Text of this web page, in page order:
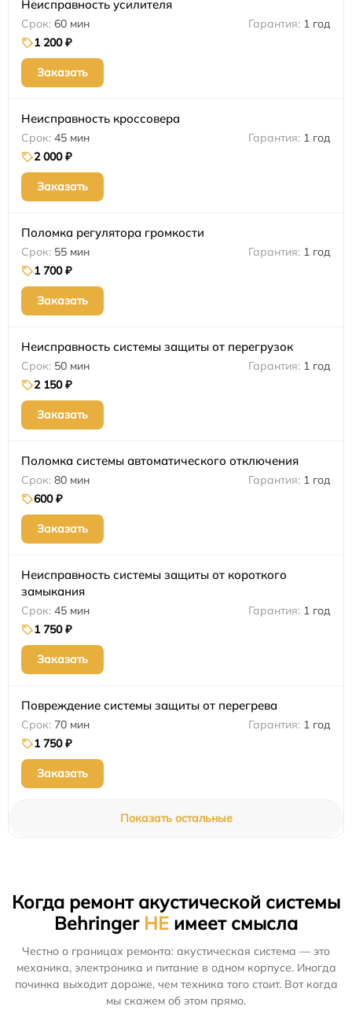
Неисправность усилителя
60 мин
1 год
1 200 ₽
Заказать
Неисправность кроссовера
45 мин
1 год
2 000 ₽
Заказать
Поломка регулятора громкости
55 мин
1 год
1 700 ₽
Заказать
Неисправность системы защиты от перегрузок
50 мин
1 год
2 150 ₽
Заказать
Поломка системы автоматического отключения
80 мин
1 год
600 ₽
Заказать
Неисправность системы защиты от короткого
замыкания
45 мин
1 год
1 750 ₽
Заказать
Повреждение системы защиты от перегрева
70 мин
1 год
1 750 ₽
Заказать
Показать остальные
Когда ремонт акустической системы
Behringer НЕ имеет смысла
Честно о границах ремонта: акустическая система — это
механика, электроника и питание в одном корпусе. Иногда
починка выходит дороже, чем техника того стоит. Вот когда
мы скажем об этом прямо.